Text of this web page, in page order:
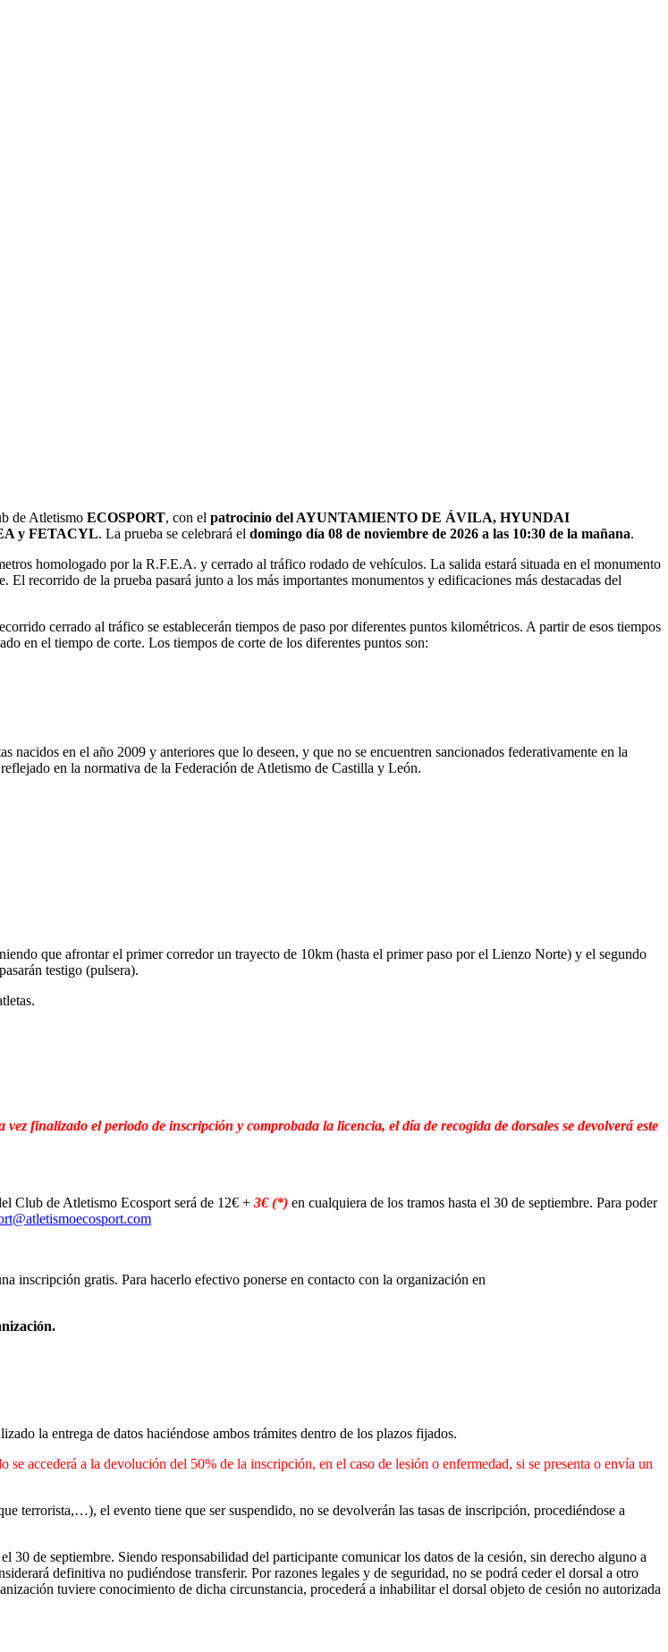
de Atletismo ECOSPORT, con el patrocinio del AYUNTAMIENTO DE ÁVILA, HYUNDAI
y FETACYL. La prueba se celebrará el domingo día 08 de noviembre de 2026 a las 10:30 de la mañana.
homologado por la R.F.E.A. y cerrado al tráfico rodado de vehículos. La salida estará situada en el monumento
recorrido de la prueba pasará junto a los más importantes monumentos y edificaciones más destacadas del
cerrado al tráfico se establecerán tiempos de paso por diferentes puntos kilométricos. A partir de esos tiempos
en el tiempo de corte. Los tiempos de corte de los diferentes puntos son:
nacidos en el año 2009 y anteriores que lo deseen, y que no se encuentren sancionados federativamente en la
en la normativa de la Federación de Atletismo de Castilla y León.
que afrontar el primer corredor un trayecto de 10km (hasta el primer paso por el Lienzo Norte) y el segundo
testigo (pulsera).
finalizado el periodo de inscripción y comprobada la licencia, el día de recogida de dorsales se devolverá este
Club de Atletismo Ecosport será de 12€ + 3€(*) en cualquiera de los tramos hasta el 30 de septiembre. Para poder
inscripción gratis. Para hacerlo efectivo ponerse en contacto con la organización en
la entrega de datos haciéndose ambos trámites dentro de los plazos fijados.
accederá a la devolución del 50% de la inscripción, en el caso de lesión o enfermedad, si se presenta o envía un
terrorista,…), el evento tiene que ser suspendido, no se devolverán las tasas de inscripción, procediéndose a
de septiembre. Siendo responsabilidad del participante comunicar los datos de la cesión, sin derecho alguno a
definitiva no pudiéndose transferir. Por razones legales y de seguridad, no se podrá ceder el dorsal a otro
tuviere conocimiento de dicha circunstancia, procederá a inhabilitar el dorsal objeto de cesión no autorizada